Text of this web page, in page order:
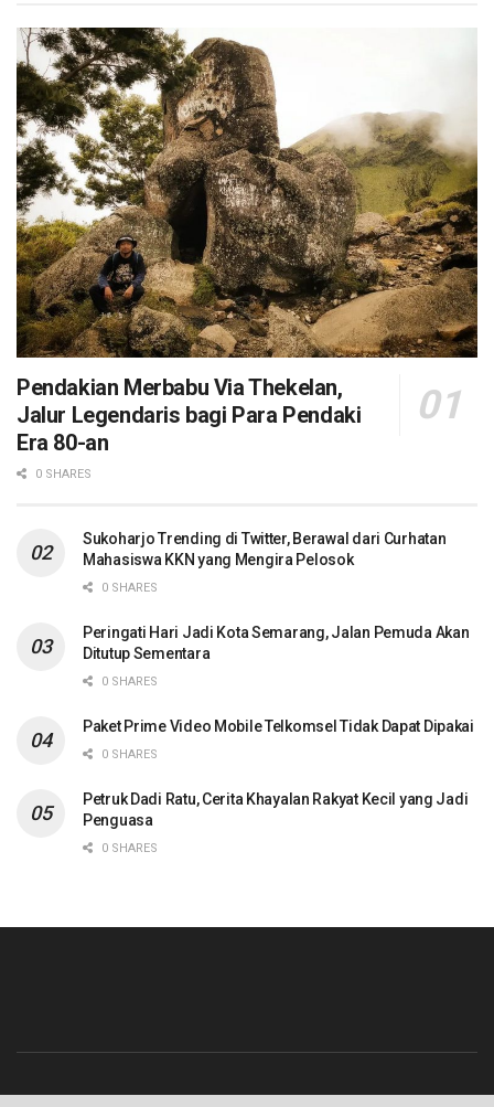
Pendakian Merbabu Via Thekelan,
Jalur Legendaris bagi Para Pendaki
Era 80-an
0 SHARES
Sukoharjo Trending di Twitter, Berawal dari Curhatan
Mahasiswa KKN yang Mengira Pelosok
0 SHARES
Peringati Hari Jadi Kota Semarang, Jalan Pemuda Akan
Ditutup Sementara
0 SHARES
Paket Prime Video Mobile Telkomsel Tidak Dapat Dipakai
0 SHARES
Petruk Dadi Ratu, Cerita Khayalan Rakyat Kecil yang Jadi
Penguasa
0 SHARES